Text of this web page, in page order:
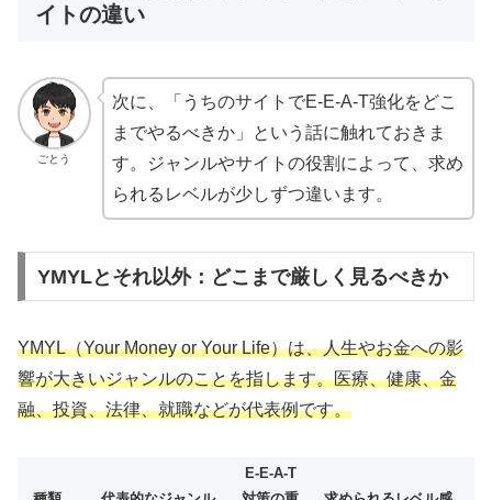
イトの違い
ごとう
次に、「うちのサイトでE-E-A-T強化をどこ
までやるべきか」という話に触れておきま
す。ジャンルやサイトの役割によって、求め
られるレベルが少しずつ違います。
YMYLとそれ以外：どこまで厳しく見るべきか
YMYL（Your Money or Your Life）は、人生やお金への影
響が大きいジャンルのことを指します。医療、健康、金
融、投資、法律、就職などが代表例です。
E-E-A-T